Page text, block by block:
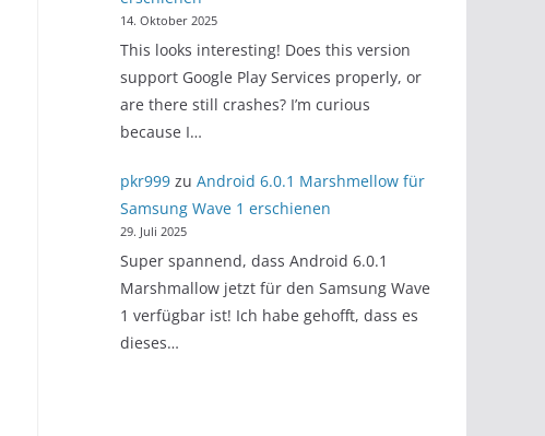
14. Oktober 2025
This looks interesting! Does this version
support Google Play Services properly, or
are there still crashes? I’m curious
because I…
pkr999zu Android 6.0.1 Marshmellow für
Samsung Wave 1 erschienen
29. Juli 2025
Super spannend, dass Android 6.0.1
Marshmallow jetzt für den Samsung Wave
1 verfügbar ist! Ich habe gehofft, dass es
dieses…